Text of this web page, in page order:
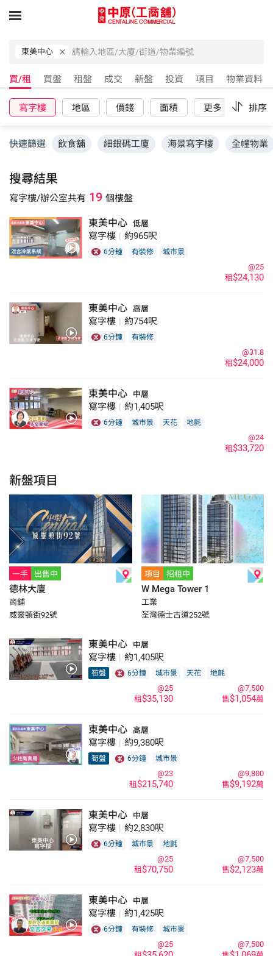
東美中心
買/租 買盤 租盤 成交 新盤 投資 項目 物業資料
寫字樓 地區 價錢 面積 更多 重設
排序
快速篩選 飲食舖 細銀碼工廈 海景寫字樓 全幢物業
搜尋結果
寫字樓/辦公室共有 19 個樓盤
東美中心 低層
寫字樓 | 約965呎
6分鐘 有裝修 城市景
租$24,130
@25
東美中心 高層
寫字樓 | 約754呎
6分鐘 有裝修
租$24,000
@31.8
東美中心 中層
寫字樓 | 約1,405呎
6分鐘 城市景 天花 地氈
租$33,720
@24
新盤項目
一手 出售中
德林大廈
商舖
威靈頓街92號
項目 招租中
W Mega Tower 1
工業
荃灣德士古道252號
東美中心 中層
寫字樓 約1,405呎
筍盤 6分鐘 城市景 天花 地氈
售$1,054萬
@7,500
租$35,130
@25
東美中心 高層
寫字樓 約9,380呎
筍盤 6分鐘 城市景
售$9,192萬
@9,800
租$215,740
@23
東美中心 中層
寫字樓 約2,830呎
6分鐘 城市景 地氈
售$2,123萬
@7,500
租$70,750
@25
東美中心 中層
寫字樓 約1,425呎
6分鐘 有裝修 城市景
@7,500
@25